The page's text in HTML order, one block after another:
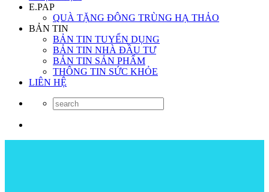
E.PAP
QUÀ TẶNG ĐÔNG TRÙNG HẠ THẢO
BẢN TIN
BẢN TIN TUYỂN DỤNG
BẢN TIN NHÀ ĐẦU TƯ
BẢN TIN SẢN PHẨM
THÔNG TIN SỨC KHỎE
LIÊN HỆ